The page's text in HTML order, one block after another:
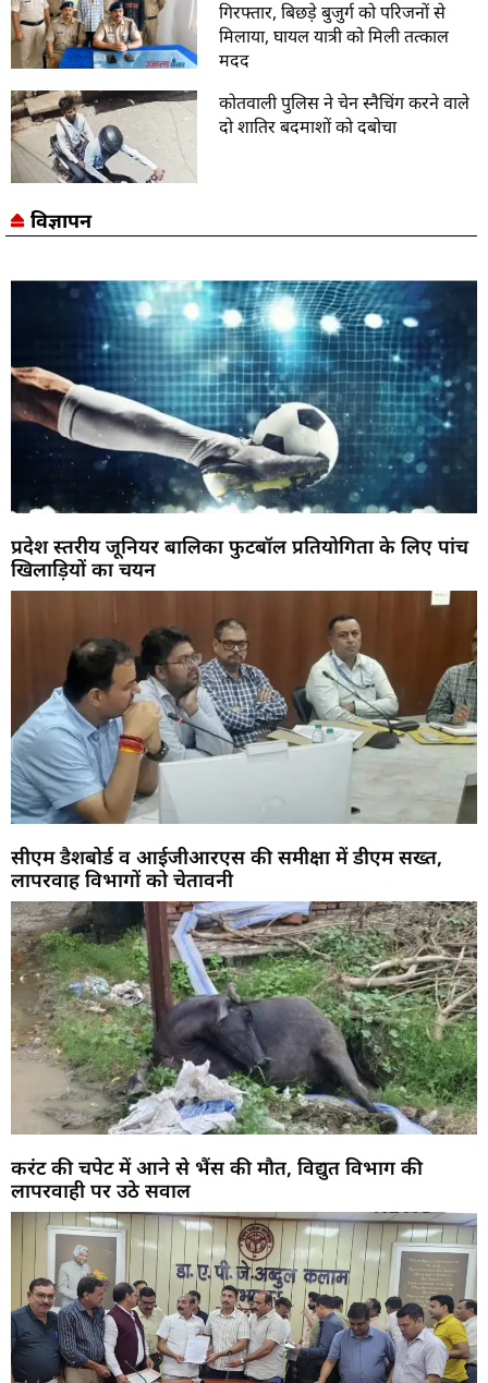
गिरफ्तार, बिछड़े बुजुर्ग को परिजनों से
मिलाया, घायल यात्री को मिली तत्काल
मदद
कोतवाली पुलिस ने चेन स्नैचिंग करने वाले
दो शातिर बदमाशों को दबोचा
विज्ञापन
प्रदेश स्तरीय जूनियर बालिका फुटबॉल प्रतियोगिता के लिए पांच
खिलाड़ियों का चयन
सीएम डैशबोर्ड व आईजीआरएस की समीक्षा में डीएम सख्त,
लापरवाह विभागों को चेतावनी
करंट की चपेट में आने से भैंस की मौत, विद्युत विभाग की
लापरवाही पर उठे सवाल